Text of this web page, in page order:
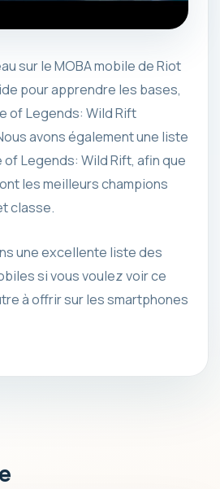
sur le MOBA mobile de Riot
pour apprendre les bases,
of Legends: Wild Rift
avons également une liste
Legends: Wild Rift, afin que
les meilleurs champions
classe.
une excellente liste des
si vous voulez voir ce
à offrir sur les smartphones